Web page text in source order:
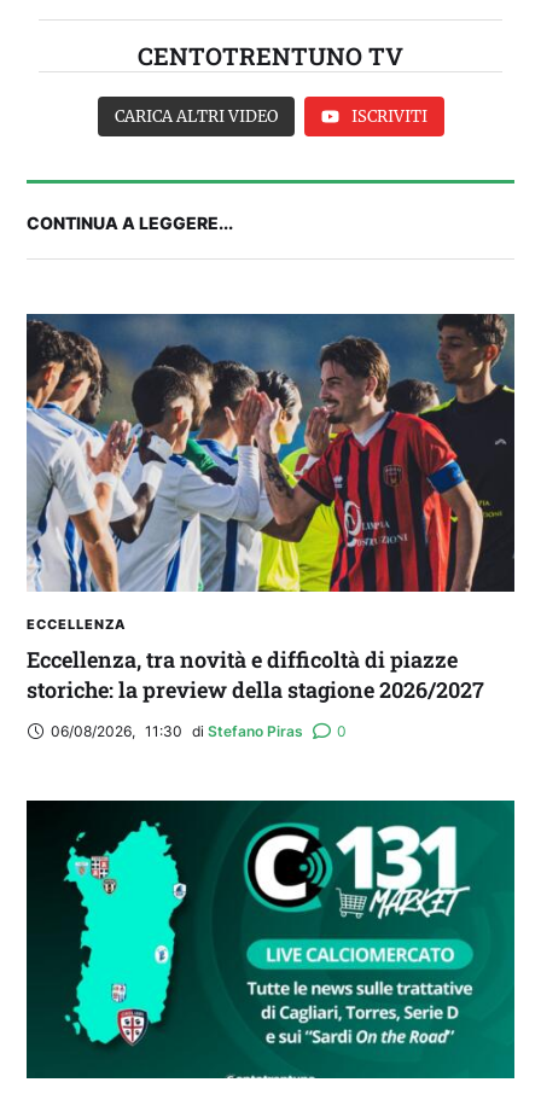
CENTOTRENTUNO TV
IL CAGLIARI SI PRESENTA A PULA: SEGUI LA
DIRETTA
CARICA ALTRI VIDEO ISCRIVITI
CONTINUA A LEGGERE...
ECCELLENZA
Eccellenza, tra novità e difficoltà di piazze
storiche: la preview della stagione 2026/2027
06/08/2026, 11:30 di Stefano Piras 0